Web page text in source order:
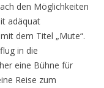
den Möglichkeiten
adäquat
dem Titel „Mute“.
in die
eine Bühne für
Reise zum